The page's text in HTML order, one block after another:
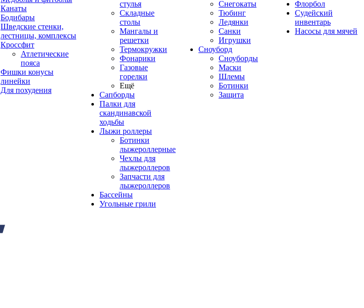
Канаты
Бодибары
Шведские стенки,
лестницы, комплексы
Кроссфит
Атлетические
пояса
Фишки конусы
линейки
Для похудения
стулья
Складные
столы
Мангалы и
решетки
Термокружки
Фонарики
Газовые
горелки
Ещё
Сапборды
Палки для
скандинавской
ходьбы
Лыжи роллеры
Ботинки
лыжероллерные
Чехлы для
лыжероллеров
Запчасти для
лыжероллеров
Бассейны
Угольные грили
Снегокаты
Тюбинг
Ледянки
Санки
Игрушки
Сноуборд
Сноуборды
Маски
Шлемы
Ботинки
Защита
Флорбол
Судейский
инвентарь
Насосы для мячей